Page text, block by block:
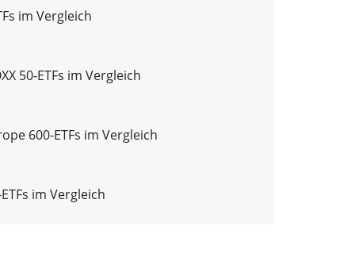
im Vergleich
50-ETFs im Vergleich
600-ETFs im Vergleich
im Vergleich